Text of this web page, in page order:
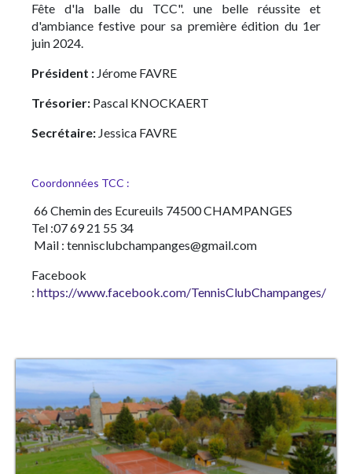
Fête d'la balle du TCC". une belle réussite et
d'ambiance festive pour sa première édition du 1er
juin 2024.
Président : Jérome FAVRE
Trésorier: Pascal KNOCKAERT
Secrétaire: Jessica FAVRE
Coordonnées TCC :
66 Chemin des Ecureuils 74500 CHAMPANGES
Tel :07 69 21 55 34
Mail : tennisclubchampanges@gmail.com
Facebook
: https://www.facebook.com/TennisClubChampanges/